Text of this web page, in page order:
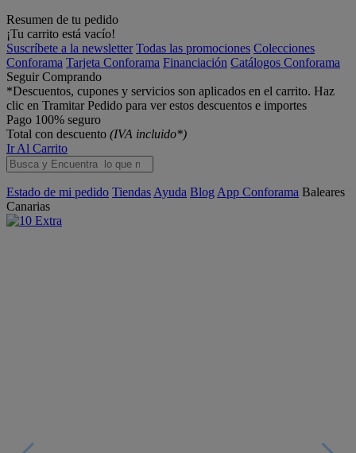
Resumen de tu pedido
¡Tu carrito está vacío!
Suscríbete a la newsletter Todas las promociones Colecciones
Conforama Tarjeta Conforama Financiación Catálogos Conforama
Seguir Comprando
*Descuentos, cupones y servicios son aplicados en el carrito. Haz
clic en Tramitar Pedido para ver estos descuentos e importes
Pago 100% seguro
Total con descuento (IVA incluido*)
Ir Al Carrito
Estado de mi pedido Tiendas Ayuda Blog App Conforama Baleares
Canarias